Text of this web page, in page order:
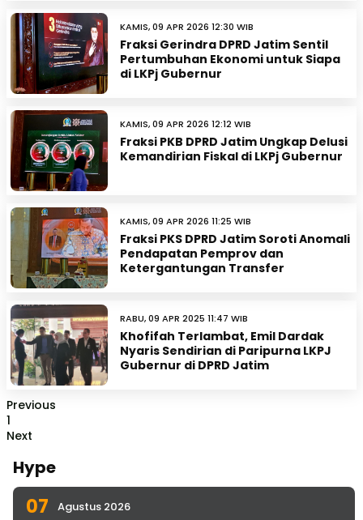
KAMIS, 09 APR 2026 12:30 WIB
Fraksi Gerindra DPRD Jatim Sentil
Pertumbuhan Ekonomi untuk Siapa
di LKPj Gubernur
KAMIS, 09 APR 2026 12:12 WIB
Fraksi PKB DPRD Jatim Ungkap Delusi
Kemandirian Fiskal di LKPj Gubernur
KAMIS, 09 APR 2026 11:25 WIB
Fraksi PKS DPRD Jatim Soroti Anomali
Pendapatan Pemprov dan
Ketergantungan Transfer
RABU, 09 APR 2025 11:47 WIB
Khofifah Terlambat, Emil Dardak
Nyaris Sendirian di Paripurna LKPJ
Gubernur di DPRD Jatim
Previous
1
Next
Hype
07 Agustus 2026